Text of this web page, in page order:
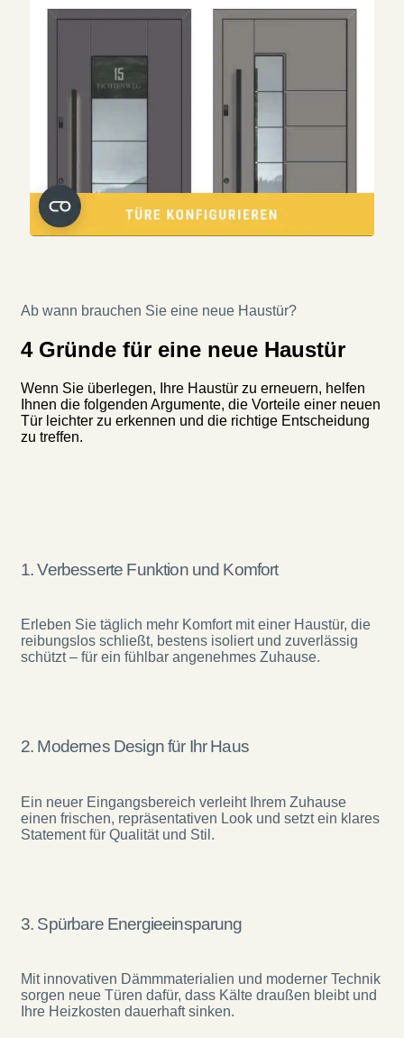
Ab wann brauchen Sie eine neue Haustür?
4 Gründe für eine neue Haustür
Wenn Sie überlegen, Ihre Haustür zu erneuern, helfen
Ihnen die folgenden Argumente, die Vorteile einer neuen
Tür leichter zu erkennen und die richtige Entscheidung
zu treffen.
1. Verbesserte Funktion und Komfort
Erleben Sie täglich mehr Komfort mit einer Haustür, die
reibungslos schließt, bestens isoliert und zuverlässig
schützt – für ein fühlbar angenehmes Zuhause.
2. Modernes Design für Ihr Haus
Ein neuer Eingangsbereich verleiht Ihrem Zuhause
einen frischen, repräsentativen Look und setzt ein klares
Statement für Qualität und Stil.
3. Spürbare Energieeinsparung
Mit innovativen Dämmmaterialien und moderner Technik
sorgen neue Türen dafür, dass Kälte draußen bleibt und
Ihre Heizkosten dauerhaft sinken.